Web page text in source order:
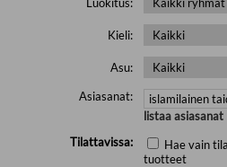
Kieli:
Asu:
Asiasanat:
listaa asiasanat
Tilattavissa:
Hae vain
tuotteet